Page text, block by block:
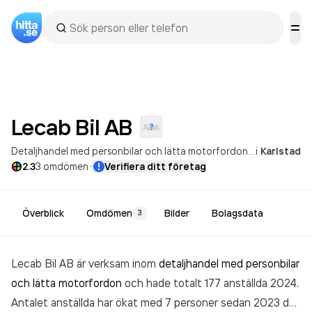
Lecab Bil AB
Partihandel
i Karlstad
2.33 omdömen· Verifiera ditt företag
Överblick Omdömen 3 Bilder Bolagsdata
Lecab Bil AB är verksam inom detaljhandel med personbilar
och lätta motorfordon och hade totalt 177 anställda 2024.
Antalet anställda har ökat med 7 personer sedan 2023 då